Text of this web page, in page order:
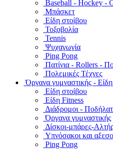
Baseball - Hockey -
Μπάσκετ
Είδη στοίβου
Τοξοβολία
Tennis
Ψυχαγωγία
Ping Pong
Πατίνια - Rollers -
Πολεμικές Τέχνες
Όργανα γυμναστικής -
Είδη στοίβου
Είδη Fitness
Διάδρομοι -
Όργανα γυμναστικής
Δίσκοι-μπάρες-
Υπνόσακοι και
Ping Pong